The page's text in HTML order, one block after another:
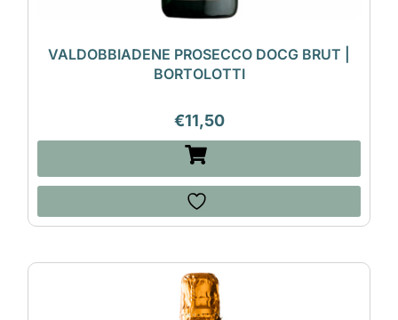
VALDOBBIADENE PROSECCO DOCG BRUT |
BORTOLOTTI
€11,50